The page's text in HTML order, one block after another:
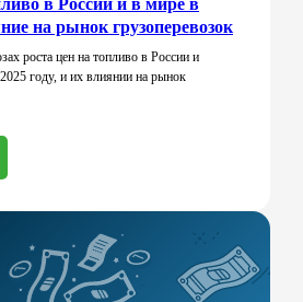
в России и в мире в
на рынок грузоперевозок
роста цен на топливо в России и
году, и их влиянии на рынок